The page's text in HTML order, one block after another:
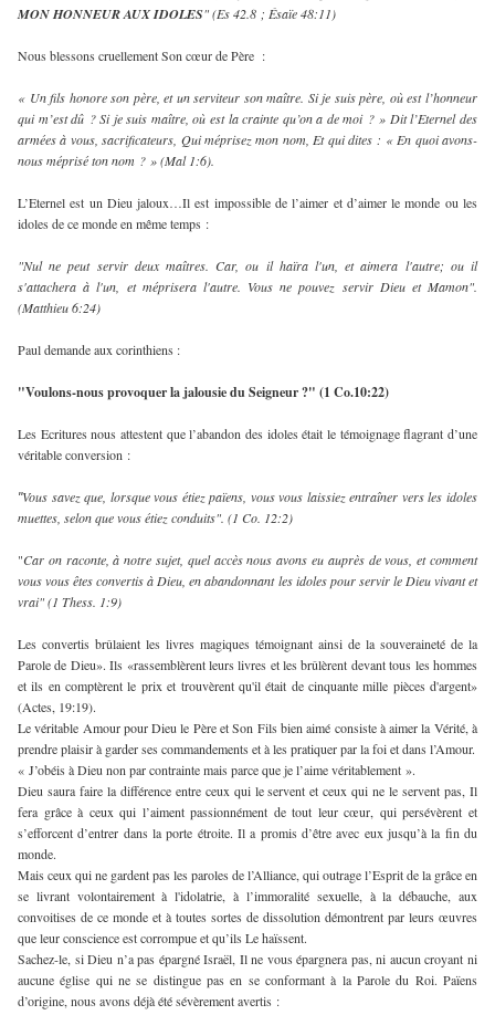
MON HONNEUR AUX IDOLES" (Es 42.8 ; Ésaïe 48:11)
Nous blessons cruellement Son cœur de Père :
« Un fils honore son père, et un serviteur son maître. Si je suis père, où est l’honneur
qui m’est dû ? Si je suis maître, où est la crainte qu’on a de moi ? » Dit l’Eternel des
armées à vous, sacrificateurs, Qui méprisez mon nom, Et qui dites : « En quoi avons-
nous méprisé ton nom ? » (Mal 1:6).
L’Eternel est un Dieu jaloux…Il est impossible de l’aimer et d’aimer le monde ou les
idoles de ce monde en même temps :
"Nul ne peut servir deux maîtres. Car, ou il haïra l'un, et aimera l'autre; ou il
s'attachera à l'un, et méprisera l'autre. Vous ne pouvez servir Dieu et Mamon".
(Matthieu 6:24)
Paul demande aux corinthiens :
"Voulons-nous provoquer la jalousie du Seigneur ?" (1 Co.10:22)
Les Ecritures nous attestent que l’abandon des idoles était le témoignage flagrant d’une
véritable conversion :
"Vous savez que, lorsque vous étiez païens, vous vous laissiez entraîner vers les idoles
muettes, selon que vous étiez conduits". (1 Co. 12:2)
"Car on raconte, à notre sujet, quel accès nous avons eu auprès de vous, et comment
vous vous êtes convertis à Dieu, en abandonnant les idoles pour servir le Dieu vivant et
vrai" (1 Thess. 1:9)
Les convertis brûlaient les livres magiques témoignant ainsi de la souveraineté de la
Parole de Dieu». Ils «rassemblèrent leurs livres et les brûlèrent devant tous les hommes
et ils en comptèrent le prix et trouvèrent qu'il était de cinquante mille pièces d'argent»
(Actes, 19:19).
Le véritable Amour pour Dieu le Père et Son Fils bien aimé consiste à aimer la Vérité, à
prendre plaisir à garder ses commandements et à les pratiquer par la foi et dans l’Amour.
« J’obéis à Dieu non par contrainte mais parce que je l’aime véritablement ».
Dieu saura faire la différence entre ceux qui le servent et ceux qui ne le servent pas, Il
fera grâce à ceux qui l’aiment passionnément de tout leur cœur, qui persévèrent et
s’efforcent d’entrer dans la porte étroite. Il a promis d’être avec eux jusqu’à la fin du
monde.
Mais ceux qui ne gardent pas les paroles de l’Alliance, qui outrage l’Esprit de la grâce en
se livrant volontairement à l'idolatrie, à l’immoralité sexuelle, à la débauche, aux
convoitises de ce monde et à toutes sortes de dissolution démontrent par leurs œuvres
que leur conscience est corrompue et qu’ils Le haïssent.
Sachez-le, si Dieu n’a pas épargné Israël, Il ne vous épargnera pas, ni aucun croyant ni
aucune église qui ne se distingue pas en se conformant à la Parole du Roi. Païens
d’origine, nous avons déjà été sévèrement avertis :